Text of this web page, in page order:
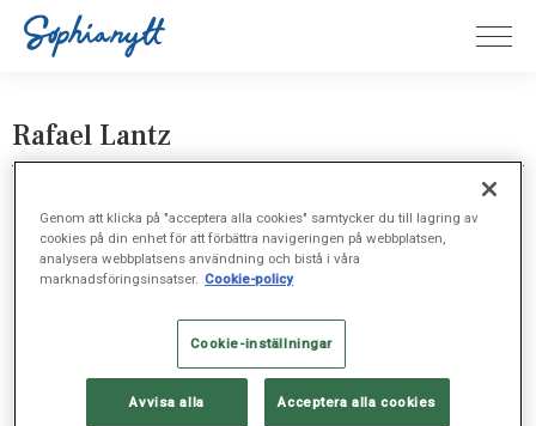
Rafael Lantz
Genom att klicka på "acceptera alla cookies" samtycker du till lagring av
cookies på din enhet för att förbättra navigeringen på webbplatsen,
analysera webbplatsens användning och bistå i våra
marknadsföringsinsatser. Cookie-policy
Cookie-inställningar
Avvisa alla Acceptera alla cookies